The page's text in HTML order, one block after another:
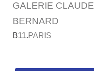
GALERIE CLAUDE
BERNARD
B11.PARIS